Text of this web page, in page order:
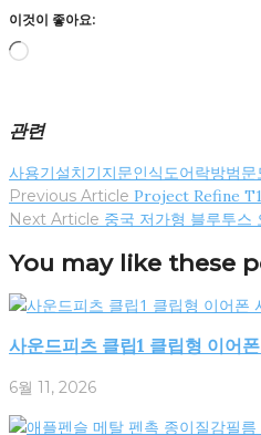
이것이 좋아요:
로
관련
사용기설치기지문인식도어락방범문
글
탐
Previous Article Project Refine
Next Article 중국 저가형 블루투스
You may like these
사운드피츠 클립1 클립형 이어
6월 11, 2026